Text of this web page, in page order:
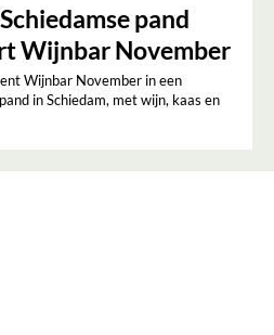
pand
Wijnbar November
Wijnbar November in een
in Schiedam, met wijn, kaas en